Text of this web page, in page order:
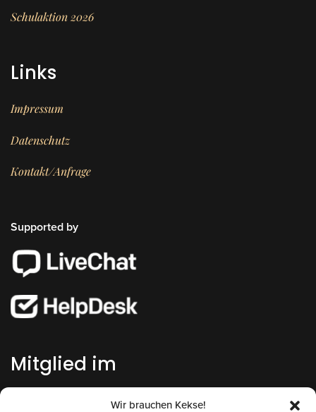
Wir brauchen Kekse!
Schulaktion 2026
Links
Impressum
Datenschutz
Kontakt/Anfrage
Supported by
Mitglied im
Österreichischer Erwerbsimkerbund (ÖEIB)